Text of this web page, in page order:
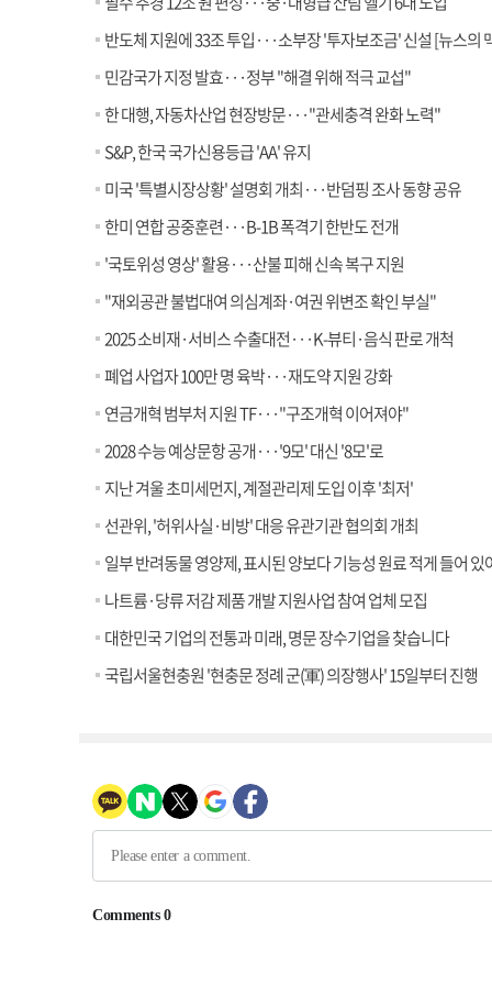
반도체 지원에 33조 투입···소부장 '투자보조금' 신설 [뉴스의
민감국가 지정 발효···정부 "해결 위해 적극 교섭"
한 대행, 자동차산업 현장방문···"관세충격 완화 노력"
S&P, 한국 국가신용등급 'AA' 유지
미국 '특별시장상황' 설명회 개최···반덤핑 조사 동향 공유
한미 연합 공중훈련···B-1B 폭격기 한반도 전개
'국토위성 영상' 활용···산불 피해 신속 복구 지원
"재외공관 불법대여 의심계좌·여권 위변조 확인 부실"
2025 소비재·서비스 수출대전···K-뷰티·음식 판로 개척
폐업 사업자 100만 명 육박···재도약 지원 강화
연금개혁 범부처 지원 TF···"구조개혁 이어져야"
2028 수능 예상문항 공개···'9모' 대신 '8모'로
지난 겨울 초미세먼지, 계절관리제 도입 이후 '최저'
선관위, '허위사실·비방' 대응 유관기관 협의회 개최
일부 반려동물 영양제, 표시된 양보다 기능성 원료 적게 들어 있
나트륨·당류 저감 제품 개발 지원사업 참여 업체 모집
대한민국 기업의 전통과 미래, 명문 장수기업을 찾습니다
국립서울현충원 '현충문 정례 군(軍) 의장행사' 15일부터 진행